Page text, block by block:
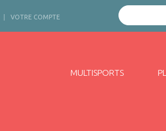
VOTRE COMPTE
MULTISPORTS